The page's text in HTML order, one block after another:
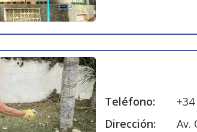
Teléfono:
Dirección:
Av.